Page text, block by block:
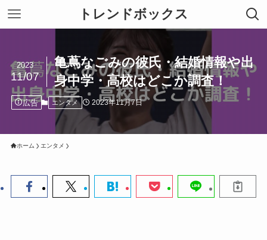
トレンドボックス
亀蔦なごみの彼氏・結婚情報や出
身中学・高校はどこか調査！
2023
11/07
広告 エンタメ 2023年11月7日
ホーム エンタメ